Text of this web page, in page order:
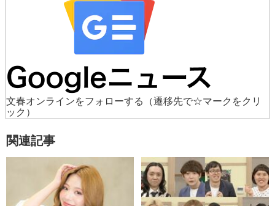
文春オンラインをフォローする
（遷移先で☆マークをクリ
ック）
関連記事